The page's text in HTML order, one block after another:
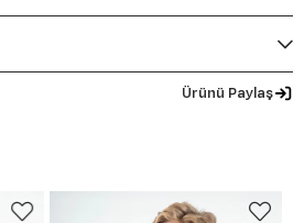
Ürünü Paylaş